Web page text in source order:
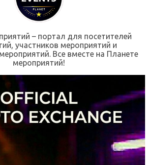
– портал для посетителей
участников мероприятий и
Все вместе на Планете
мероприятий!